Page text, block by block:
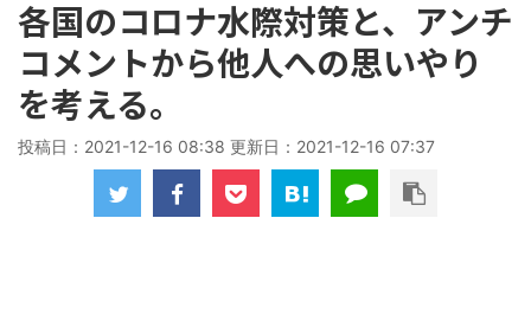
各国のコロナ水際対策と、アンチ
コメントから他人への思いやり
を考える。
投稿日：2021-12-16 08:38 更新日： 2021-12-16 07:37